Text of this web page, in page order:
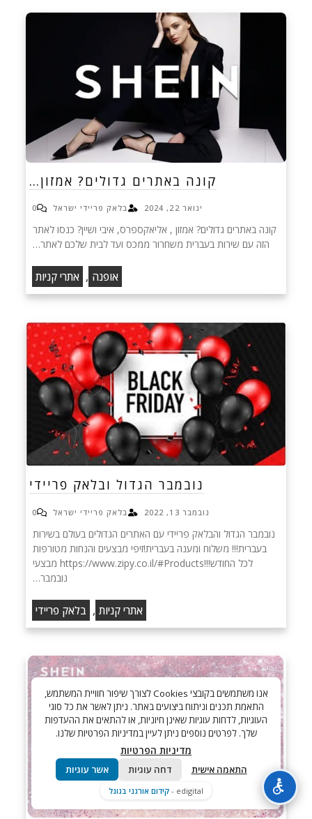
קונה באתרים גדולים? אמזון…
ינואר 22, 2024 בלאק פריידי ישראל 0
קונה באתרים גדולים? אמזון , אליאקספרס, איבי ושיין? כנסו לאתר
הזה עם שירות בעברית משחרור ממכס ועד לבית שלכם לאתר…
אופנה , אתרי קניות
נובמבר הגדול ובלאק פריידי
נובמבר 13, 2022 בלאק פריידי ישראל 0
נובמבר הגדול והבלאק פריידי עם האתרים הגדולים בעולם בשירות
בעברית!!! משלוח ומענה בעברית!זיפי מבצעים והנחות מטורפות
לכל החודש!!!https://www.zipy.co.il/#Products מבצעי
נובמבר…
אתרי קניות , בלאק פריידי
אנו משתמשים בקובצי Cookies לצורך שיפור חוויית המשתמש,
התאמת תכנים וניתוח ביצועים באתר. ניתן לאשר את כל סוגי
העוגיות, לדחות עוגיות שאינן חיוניות, או להתאים את ההעדפות
שלך. לפרטים נוספים ניתן לעיין במדיניות הפרטיות שלנו.
מדיניות הפרטיות
התאמה אישית דחה עוגיות אשר עוגיות
edigital - קידום אורגני בגוגל